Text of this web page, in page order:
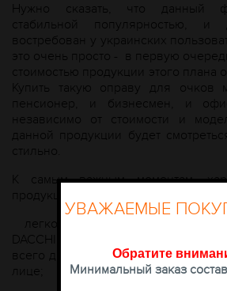
Нужно сказать, что данный
стабильной популярностью, и
востребован у украинских
это очень просто - в первую
стоимостью продукции этого плана
Купить такую оправу для очков
пенсионер, и бизнесмен, и
независимо от стоимости и
данной продукции будет
стильно.
К самым важным моментам,
продукцию, обычно относят:
легкость конструкции – очки с
DACCHI PLASTIK можно спокойно
всего дня, практически «забывая»
лице;
УВАЖАЕМЫЕ
Обратите
Минимальный заказ